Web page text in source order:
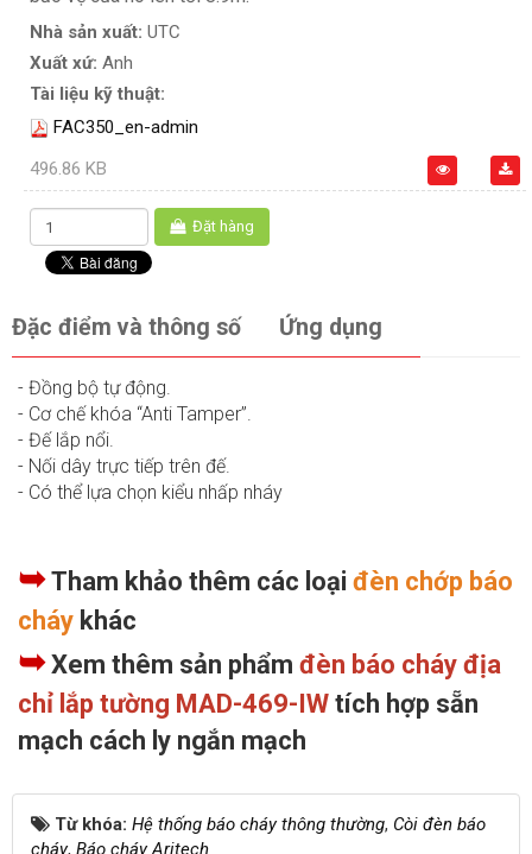
Nhà sản xuất: UTC
Xuất xứ: Anh
Tài liệu kỹ thuật:
FAC350_en-admin
496.86 KB
Đặt hàng
Đặc điểm và thông số Ứng dụng
- Đồng bộ tự động.
- Cơ chế khóa “Anti Tamper”.
- Đế lắp nổi.
- Nối dây trực tiếp trên đế.
- Có thể lựa chọn kiểu nhấp nháy
➥Tham khảo thêm các loại đèn chớp báo
cháy khác
➥Xem thêm sản phẩm đèn báo cháy địa
chỉ lắp tường MAD-469-IW tích hợp sẵn
mạch cách ly ngắn mạch
Từ khóa: Hệ thống báo cháy thông thường, Còi đèn báo
cháy, Báo cháy Aritech